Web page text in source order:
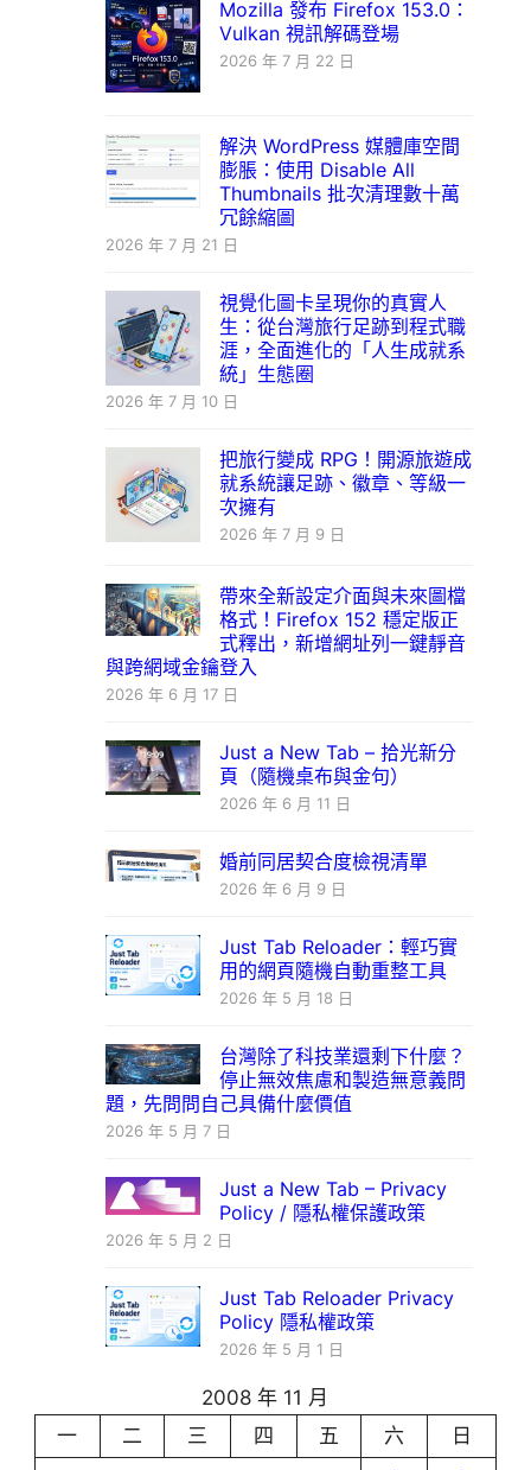
Mozilla 發布 Firefox 153.0：
Vulkan 視訊解碼登場
2026 年 7 月 22 日
解決 WordPress 媒體庫空間
膨脹：使用 Disable All
Thumbnails 批次清理數十萬
冗餘縮圖
2026 年 7 月 21 日
視覺化圖卡呈現你的真實人
生：從台灣旅行足跡到程式職
涯，全面進化的「人生成就系
統」生態圈
2026 年 7 月 10 日
把旅行變成 RPG！開源旅遊成
就系統讓足跡、徽章、等級一
次擁有
2026 年 7 月 9 日
帶來全新設定介面與未來圖檔
格式！Firefox 152 穩定版正
式釋出，新增網址列一鍵靜音
與跨網域金鑰登入
2026 年 6 月 17 日
Just a New Tab – 拾光新分
頁（隨機桌布與金句）
2026 年 6 月 11 日
婚前同居契合度檢視清單
2026 年 6 月 9 日
Just Tab Reloader：輕巧實
用的網頁隨機自動重整工具
2026 年 5 月 18 日
台灣除了科技業還剩下什麼？
停止無效焦慮和製造無意義問
題，先問問自己具備什麼價值
2026 年 5 月 7 日
Just a New Tab – Privacy
Policy / 隱私權保護政策
2026 年 5 月 2 日
Just Tab Reloader Privacy
Policy 隱私權政策
2026 年 5 月 1 日
2008 年 11 月
一
二 三 四 五 六
日